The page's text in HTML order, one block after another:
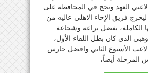
العهد ونجح في المحافظة على
فريق الإخاء الاهلي عاليه من
الكاملة، بفضل براعة وشجاعة
الذي كان بطل اللقاء الأول،
الأسبوع الثاني وافضل حارس
أيضاً،